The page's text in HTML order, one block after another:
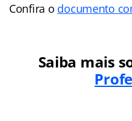
Confira o documento
Saiba mais